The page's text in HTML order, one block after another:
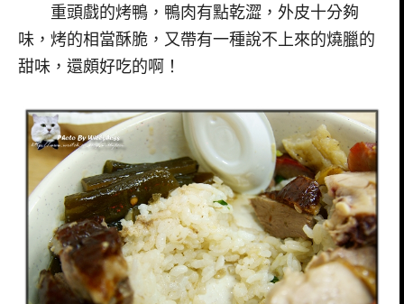
重頭戲的烤鴨，鴨肉有點乾澀，外皮十分夠
味，烤的相當酥脆，又帶有一種說不上來的燒臘的
甜味，還頗好吃的啊！